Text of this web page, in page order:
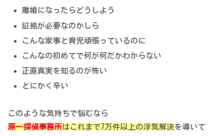
離婚になったらどうしよう
証拠が必要なのかしら
こんな家事と育児頑張っているのに
こんなの初めてで何が何だかわからない
正直真実を知るのが怖い
とにかく辛い
このような気持ちで悩むなら
原一探偵事務所はこれまで7万件以上の浮気解決を導いて